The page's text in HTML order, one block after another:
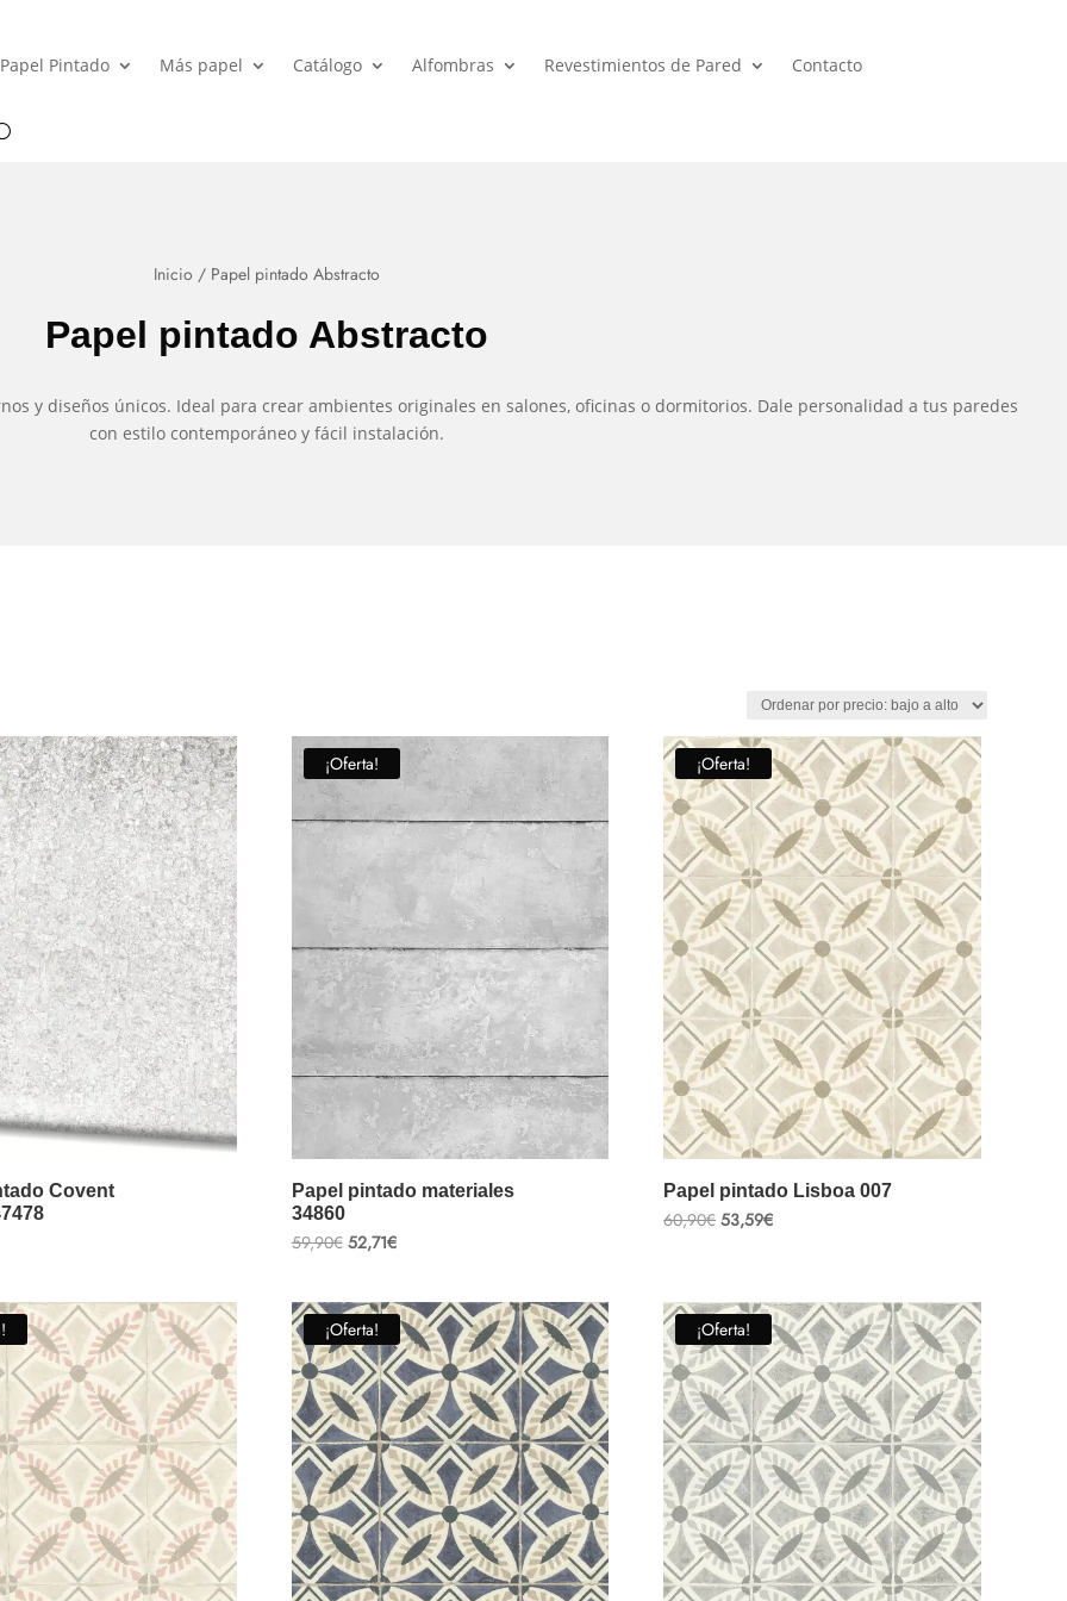
Papel Pintado Más papel Catálogo Alfombras Revestimientos de Pared Contacto
Inicio / Papel pintado Abstracto
Papel pintado Abstracto
y diseños únicos. Ideal para crear ambientes originales en salones, oficinas o dormitorios. Dale personalidad a tus paredes
con estilo contemporáneo y fácil instalación.
Covent
¡Oferta!
Papel pintado materiales
34860
59,90€ El
precio
59,90€.
52,71€El
52,71€.
¡Oferta!
Papel pintado Lisboa 007
60,90€ El
precio
53,59€El
¡Oferta! ¡Oferta!